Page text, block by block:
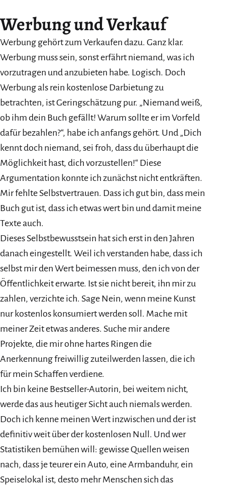
Werbung und Verkauf
Werbung gehört zum Verkaufen dazu. Ganz klar.
Werbung muss sein, sonst erfährt niemand, was ich
vorzutragen und anzubieten habe. Logisch. Doch
Werbung als rein kostenlose Darbietung zu
betrachten, ist Geringschätzung pur. „Niemand weiß,
ob ihm dein Buch gefällt! Warum sollte er im Vorfeld
dafür bezahlen?“, habe ich anfangs gehört. Und „Dich
kennt doch niemand, sei froh, dass du überhaupt die
Möglichkeit hast, dich vorzustellen!“ Diese
Argumentation konnte ich zunächst nicht entkräften.
Mir fehlte Selbstvertrauen. Dass ich gut bin, dass mein
Buch gut ist, dass ich etwas wert bin und damit meine
Texte auch.
Dieses Selbstbewusstsein hat sich erst in den Jahren
danach eingestellt. Weil ich verstanden habe, dass ich
selbst mir den Wert beimessen muss, den ich von der
Öffentlichkeit erwarte. Ist sie nicht bereit, ihn mir zu
zahlen, verzichte ich. Sage Nein, wenn meine Kunst
nur kostenlos konsumiert werden soll. Mache mit
meiner Zeit etwas anderes. Suche mir andere
Projekte, die mir ohne hartes Ringen die
Anerkennung freiwillig zuteilwerden lassen, die ich
für mein Schaffen verdiene.
Ich bin keine Bestseller-Autorin, bei weitem nicht,
werde das aus heutiger Sicht auch niemals werden.
Doch ich kenne meinen Wert inzwischen und der ist
definitiv weit über der kostenlosen Null. Und wer
Statistiken bemühen will: gewisse Quellen weisen
nach, dass je teurer ein Auto, eine Armbanduhr, ein
Speiselokal ist, desto mehr Menschen sich das